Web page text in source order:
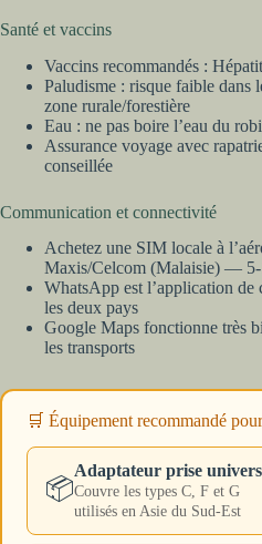
Santé et vaccins
Vaccins recommandés :
Paludisme : risque faible dans
zone rurale/forestière
Eau : ne pas boire l’eau du
Assurance voyage avec
conseillée
Communication et connectivité
Achetez une SIM locale à
Maxis/Celcom (Malaisie) —
WhatsApp est l’application
les deux pays
Google Maps fonctionne très
les transports
🛒 Équipement recommandé
📦
Adaptateur prise
Couvre les types C, F et G
utilisés en Asie du Sud-Est